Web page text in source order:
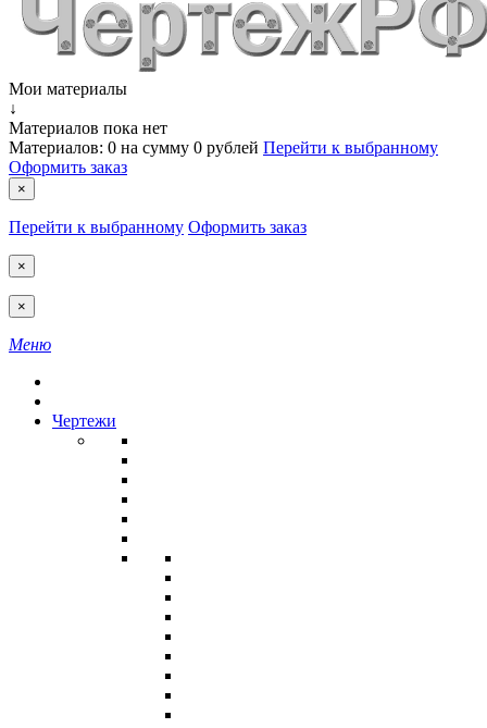
Мои материалы
↓
Материалов пока нет
Материалов: 0 на сумму 0 рублей Перейти к выбранному
Оформить заказ
×
Перейти к выбранному Оформить заказ
×
×
Меню
Чертежи